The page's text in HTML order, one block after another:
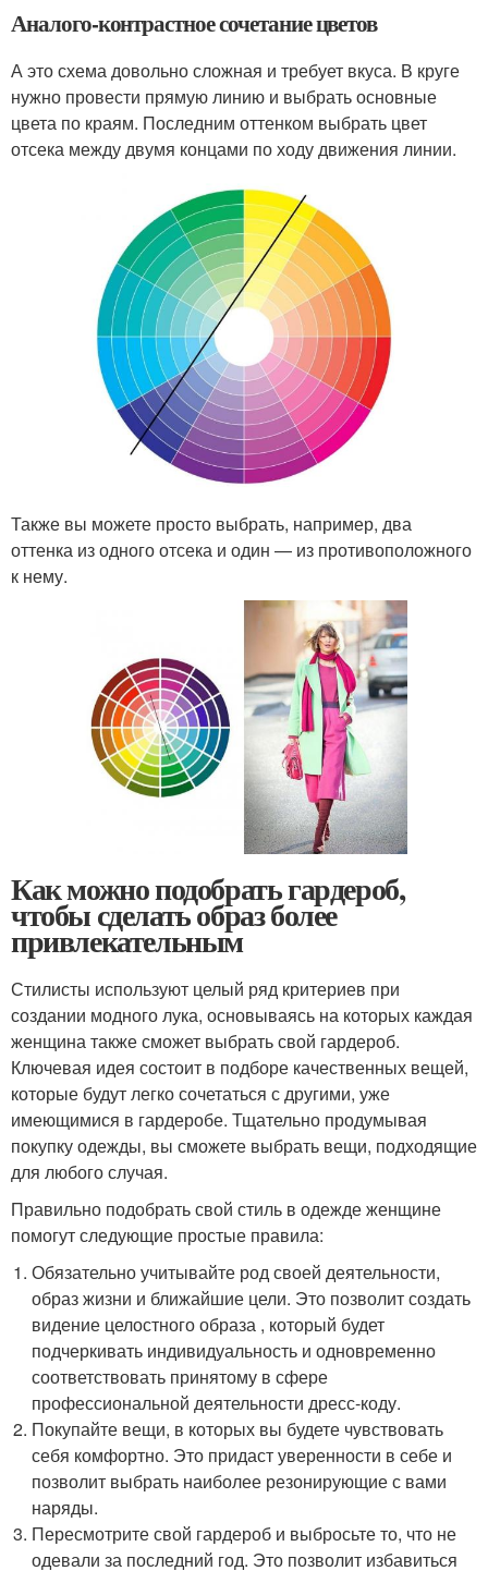
Аналого-контрастное сочетание цветов
А это схема довольно сложная и требует вкуса. В круге
нужно провести прямую линию и выбрать основные
цвета по краям. Последним оттенком выбрать цвет
отсека между двумя концами по ходу движения линии.
Также вы можете просто выбрать, например, два
оттенка из одного отсека и один — из противоположного
к нему.
Как можно подобрать гардероб,
чтобы сделать образ более
привлекательным
Стилисты используют целый ряд критериев при
создании модного лука, основываясь на которых каждая
женщина также сможет выбрать свой гардероб.
Ключевая идея состоит в подборе качественных вещей,
которые будут легко сочетаться с другими, уже
имеющимися в гардеробе. Тщательно продумывая
покупку одежды, вы сможете выбрать вещи, подходящие
для любого случая.
Правильно подобрать свой стиль в одежде женщине
помогут следующие простые правила:
Обязательно учитывайте род своей деятельности,
образ жизни и ближайшие цели. Это позволит создать
видение целостного образа , который будет
подчеркивать индивидуальность и одновременно
соответствовать принятому в сфере
профессиональной деятельности дресс-коду.
Покупайте вещи, в которых вы будете чувствовать
себя комфортно. Это придаст уверенности в себе и
позволит выбрать наиболее резонирующие с вами
наряды.
Пересмотрите свой гардероб и выбросьте то, что не
одевали за последний год. Это позволит избавиться